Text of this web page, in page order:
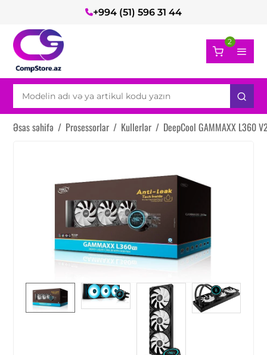
+994 (51) 596 31 44
2
Əsas səhifə / Prosessorlar / Kullerlər / DeepCool GAMMAXX L360